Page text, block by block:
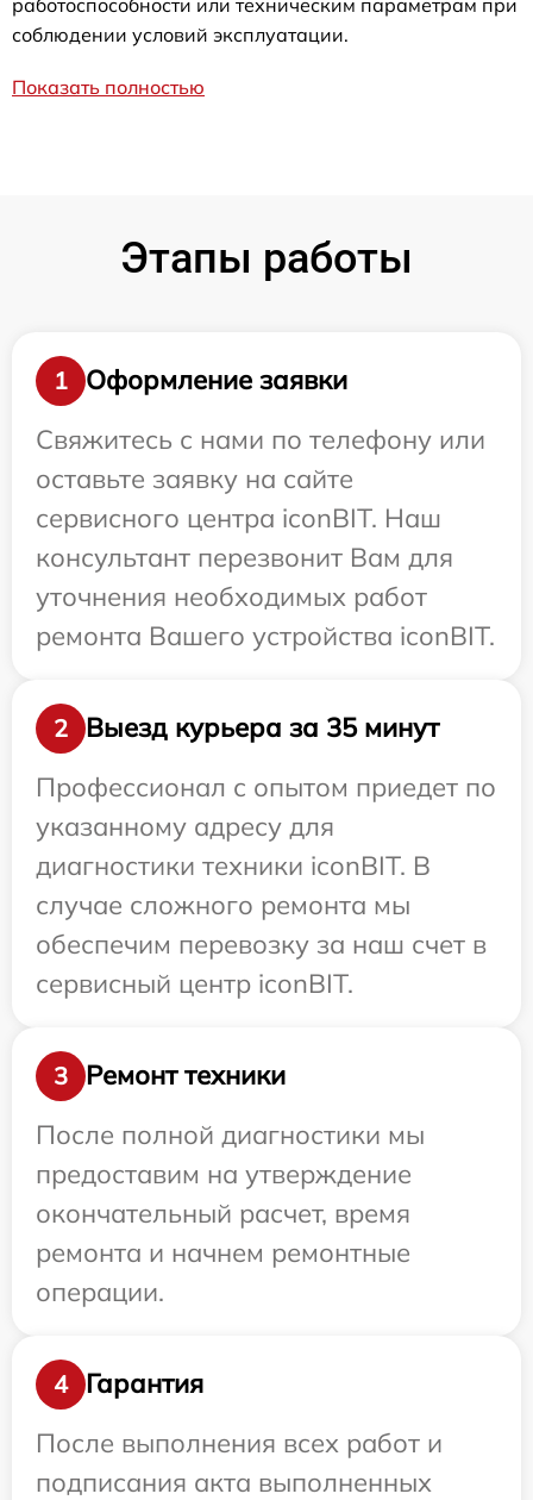
соблюдении условий эксплуатации.
Показать полностью
Этапы работы
1
Оформление заявки
Свяжитесь с нами по телефону или
оставьте заявку на сайте
сервисного центра iconBIT. Наш
консультант перезвонит Вам для
уточнения необходимых работ
ремонта Вашего устройства iconBIT.
2
Выезд курьера за 35 минут
Профессионал с опытом приедет по
указанному адресу для
диагностики техники iconBIT. В
случае сложного ремонта мы
обеспечим перевозку за наш счет в
сервисный центр iconBIT.
3
Ремонт техники
После полной диагностики мы
предоставим на утверждение
окончательный расчет, время
ремонта и начнем ремонтные
операции.
4
Гарантия
После выполнения всех работ и
подписания акта выполненных